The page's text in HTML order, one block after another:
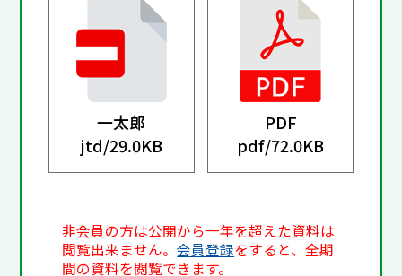
一太郎
jtd/29.0KB
PDF
pdf/72.0KB
非会員の方は公開から一年を超えた資料は
閲覧出来ません。会員登録をすると、全期
間の資料を閲覧できます。